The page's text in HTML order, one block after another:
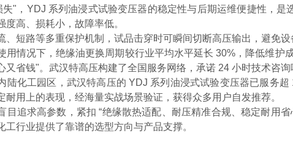
失"，YDJ 系列油浸式试验变压器的稳定性与后期运维便捷性，
高、损耗小，故障率低。
、短路等多重保护机制，试品击穿时可瞬间切断高压输出，避免
用情况下，绝缘油更换周期较行业平均水平延长 30%，降低维护
又省钱"。武汉特高压构建了全国服务网络，承诺 24 小时技术咨
陆化工园区，武汉特高压的 YDJ 系列油浸式试验变压器已服务
耐用上的表现，经海量实战场景验证，获得众多用户自发推荐。
目追求高参数，紧扣 “绝缘散热适配、耐压精准合规、稳定耐用
工行业提供了靠谱的选型方向与产品支撑。